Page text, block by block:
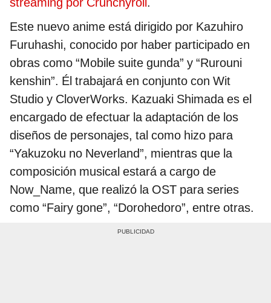
Este nuevo anime está dirigido por Kazuhiro
Furuhashi, conocido por haber participado en
obras como “Mobile suite gunda” y “Rurouni
kenshin”. Él trabajará en conjunto con Wit
Studio y CloverWorks. Kazuaki Shimada es el
encargado de efectuar la adaptación de los
diseños de personajes, tal como hizo para
“Yakuzoku no Neverland”, mientras que la
composición musical estará a cargo de
Now_Name, que realizó la OST para series
como “Fairy gone”, “Dorohedoro”, entre otras.